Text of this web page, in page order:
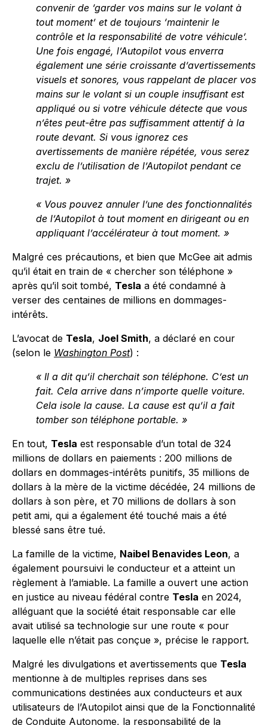
convenir de ‘garder vos mains sur le volant à
tout moment’ et de toujours ‘maintenir le
contrôle et la responsabilité de votre véhicule’.
Une fois engagé, l’Autopilot vous enverra
également une série croissante d’avertissements
visuels et sonores, vous rappelant de placer vos
mains sur le volant si un couple insuffisant est
appliqué ou si votre véhicule détecte que vous
n’êtes peut-être pas suffisamment attentif à la
route devant. Si vous ignorez ces
avertissements de manière répétée, vous serez
exclu de l’utilisation de l’Autopilot pendant ce
trajet. »
« Vous pouvez annuler l’une des fonctionnalités
de l’Autopilot à tout moment en dirigeant ou en
appliquant l’accélérateur à tout moment. »
Malgré ces précautions, et bien que McGee ait admis
qu’il était en train de « chercher son téléphone »
après qu’il soit tombé, Tesla a été condamné à
verser des centaines de millions en dommages-
intérêts.
L’avocat de Tesla, Joel Smith, a déclaré en cour
(selon le Washington Post) :
« Il a dit qu’il cherchait son téléphone. C’est un
fait. Cela arrive dans n’importe quelle voiture.
Cela isole la cause. La cause est qu’il a fait
tomber son téléphone portable. »
En tout, Tesla est responsable d’un total de 324
millions de dollars en paiements : 200 millions de
dollars en dommages-intérêts punitifs, 35 millions de
dollars à la mère de la victime décédée, 24 millions de
dollars à son père, et 70 millions de dollars à son
petit ami, qui a également été touché mais a été
blessé sans être tué.
La famille de la victime, Naibel Benavides Leon, a
également poursuivi le conducteur et a atteint un
règlement à l’amiable. La famille a ouvert une action
en justice au niveau fédéral contre Tesla en 2024,
alléguant que la société était responsable car elle
avait utilisé sa technologie sur une route « pour
laquelle elle n’était pas conçue », précise le rapport.
Malgré les divulgations et avertissements que Tesla
mentionne à de multiples reprises dans ses
communications destinées aux conducteurs et aux
utilisateurs de l’Autopilot ainsi que de la Fonctionnalité
de Conduite Autonome, la responsabilité de la